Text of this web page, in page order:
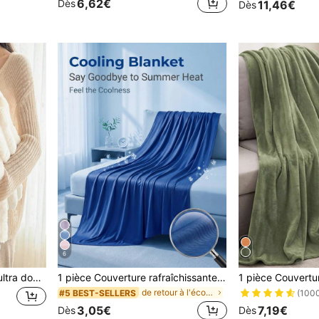
Dès6,62€ Dès11,46€
1 pièce Couverture rayée ultra douce et grande, Décoration de chambre, Couverture à poils coupés rayée large, Décoration d'automne, Décoration rose pour la maison, Flanelle, Couverture douce et agréable pour la peau, Sieste au bureau, Décoration de chambre, Couverture jetée, Cadeau parfait pour les amis et la famille
6
1 pièce Couverture rafraîchissante d'été de couleur unie, jeté d'été léger, fibre rafraîchissante douce et agréable pour la peau, couverture de climatisation toutes saisons, lavable en machine, couvre-lit d'été, portable pour canapé, bureau, voyage, sanctuaire de la maison
#5 BEST-SELLERS de retour à l'école Couvertures de lit et serviett
Dès3,05€
1 pièce
Dès7,19€